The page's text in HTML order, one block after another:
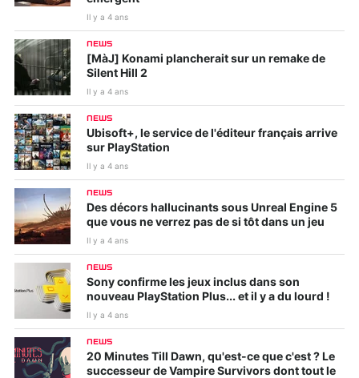
Il y a 4 ans
NEWS
[MàJ] Konami plancherait sur un remake de
Silent Hill 2
Il y a 4 ans
NEWS
Ubisoft+, le service de l'éditeur français arrive
sur PlayStation
Il y a 4 ans
NEWS
Des décors hallucinants sous Unreal Engine 5
que vous ne verrez pas de si tôt dans un jeu
Il y a 4 ans
NEWS
Sony confirme les jeux inclus dans son
nouveau PlayStation Plus... et il y a du lourd !
Il y a 4 ans
NEWS
20 Minutes Till Dawn, qu'est-ce que c'est ? Le
successeur de Vampire Survivors dont tout le